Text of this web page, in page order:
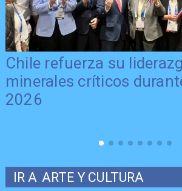
Chile refuerza su
minerales críticos
2026
IR A ARTE Y CULTURA